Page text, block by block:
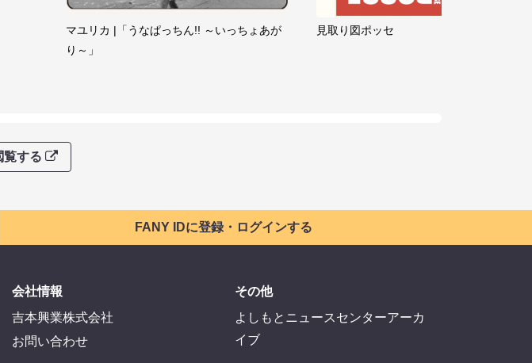
マユリカ |「うなぱっちん!! ～いっちょあが
り～」
見取り図ポッセ
覧する
FANY IDに登録・ログインする
会社情報
吉本興業株式会社
お問い合わせ
その他
よしもとニュースセンターアーカ
イブ